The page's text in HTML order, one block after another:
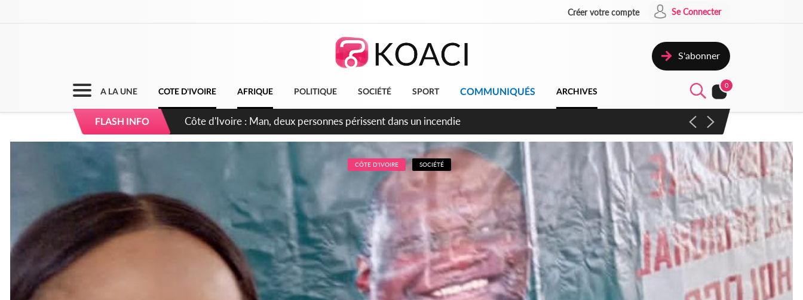
Créer votre compte Se Connecter
S'abonner
A LA UNE COTE D'IVOIRE AFRIQUE POLITIQUE SOCIÉTÉ SPORT COMMUNIQUÉS ARCHIVES
0
FLASH INFO
Côte d'Ivoire : Séileu, la célébration de la fête nationale transformée en vaste campagne contre les produits
dépigmentants dangereux
CÔTE D'IVOIRE SOCIÉTÉ